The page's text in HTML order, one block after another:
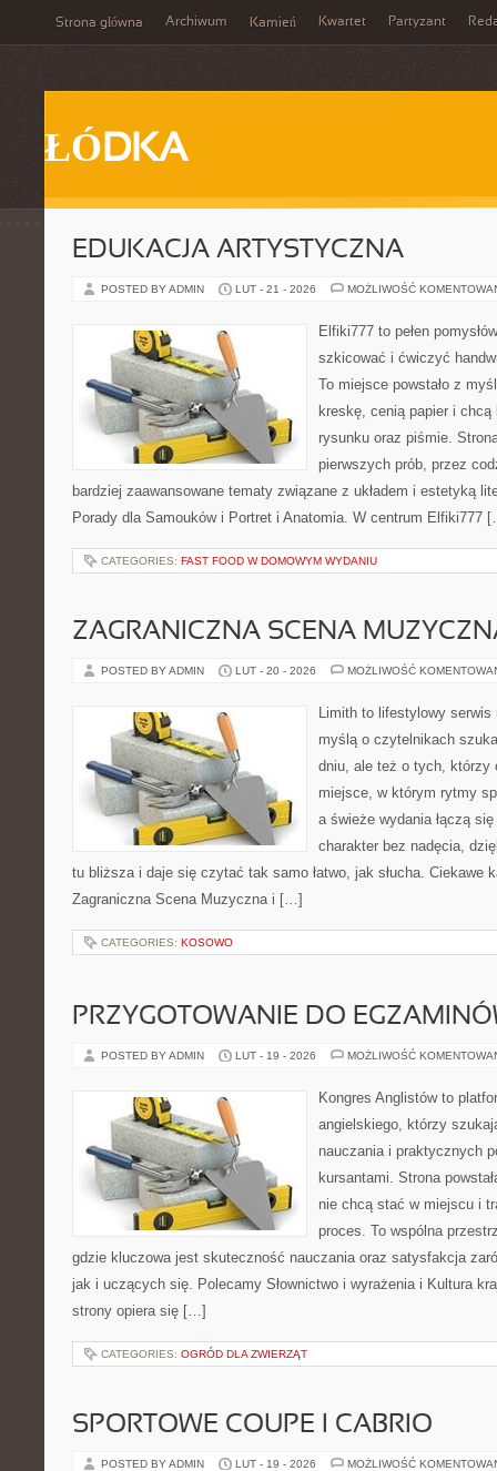
Strona główna Archiwum Kamień Kwartet Partyzant
ŁÓDKA
EDUKACJA ARTYSTYCZNA
POSTED BY ADMIN LUT - 21 - 2026 MOŻLIWOŚĆ
Elfiki777 to pełen
szkicować i ćwiczyć
To miejsce powstało z
kreskę, cenią papier i chcą
rysunku oraz piśmie.
pierwszych prób, przez
bardziej zaawansowane tematy związane z układem i estetyką
Porady dla Samouków i Portret i Anatomia. W centrum Elfiki777
CATEGORIES: FAST FOOD W DOMOWYM WYDANIU
ZAGRANICZNA SCENA
POSTED BY ADMIN LUT - 20 - 2026 MOŻLIWOŚĆ
Limith to lifestylowy
myślą o czytelnikach
dniu, ale też o tych, którzy
miejsce, w którym rytmy
a świeże wydania łączą
charakter bez nadęcia,
tu bliższa i daje się czytać tak samo łatwo, jak słucha. Ciekawe
Zagraniczna Scena Muzyczna i […]
CATEGORIES: KOSOWO
PRZYGOTOWANIE DO
POSTED BY ADMIN LUT - 19 - 2026 MOŻLIWOŚĆ
Kongres Anglistów to
angielskiego, którzy
nauczania i praktycznych
kursantami. Strona
nie chcą stać w miejscu i
proces. To wspólna
gdzie kluczowa jest skuteczność nauczania oraz satysfakcja
jak i uczących się. Polecamy Słownictwo i wyrażenia i Kultura
strony opiera się […]
CATEGORIES: OGRÓD DLA ZWIERZĄT
SPORTOWE COUPE I CABRIO
POSTED BY ADMIN LUT - 19 - 2026 MOŻLIWOŚĆ